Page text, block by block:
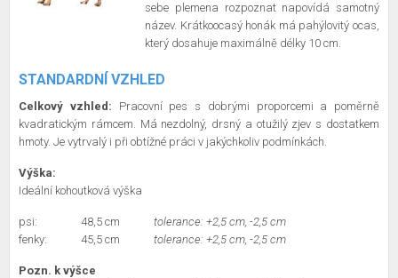
sebe plemena rozpoznat napovídá samotný
název. Krátkoocasý honák má pahýlovitý ocas,
který dosahuje maximálně délky 10 cm.
STANDARDNÍ VZHLED
Celkový vzhled:
Pracovní pes s dobrými proporcemi a poměrně
kvadratickým rámcem. Má nezdolný, drsný a otužilý zjev s dostatkem
hmoty. Je vytrvalý i při obtížné práci v jakýchkoliv podmínkách.
Výška:
Ideální kohoutková výška
psi: 48,5 cm
tolerance: +2,5 cm, -2,5 cm
fenky:
45,5 cm tolerance: +2,5 cm, -2,5 cm
Pozn. k výšce